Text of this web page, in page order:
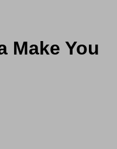
Make You